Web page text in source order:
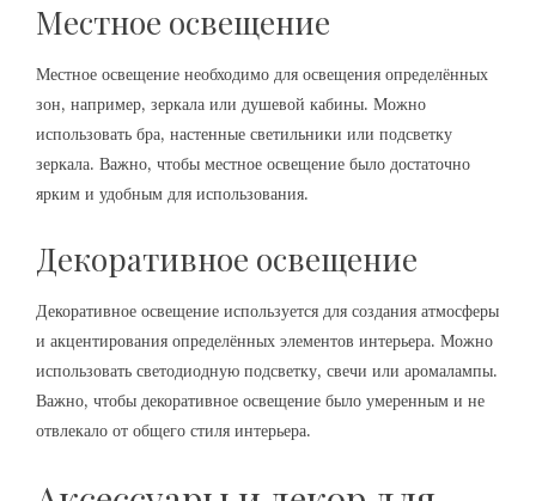
Местное освещение
Местное освещение необходимо для освещения определённых
зон, например, зеркала или душевой кабины. Можно
использовать бра, настенные светильники или подсветку
зеркала. Важно, чтобы местное освещение было достаточно
ярким и удобным для использования.
Декоративное освещение
Декоративное освещение используется для создания атмосферы
и акцентирования определённых элементов интерьера. Можно
использовать светодиодную подсветку, свечи или аромалампы.
Важно, чтобы декоративное освещение было умеренным и не
отвлекало от общего стиля интерьера.